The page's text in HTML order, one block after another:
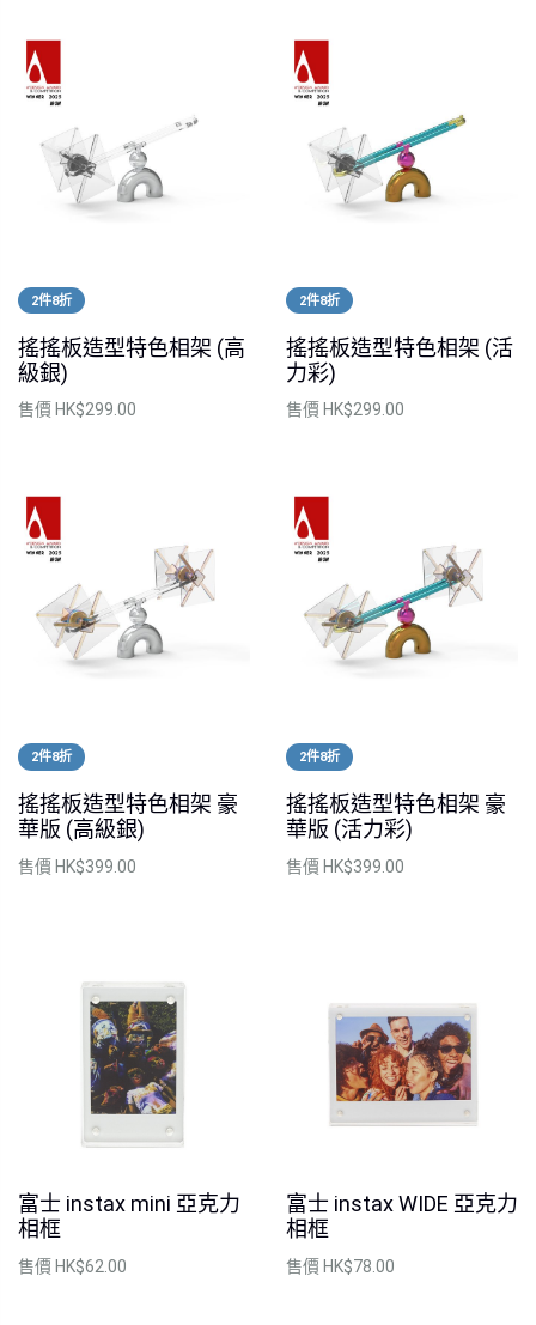
2件8折
搖搖板造型特色相架 (高
級銀)
售價 HK$299.00
2件8折
搖搖板造型特色相架 (活
力彩)
售價 HK$299.00
2件8折
搖搖板造型特色相架 豪
華版 (高級銀)
售價HK$399.00
2件8折
搖搖板造型特色相架 豪
華版 (活力彩)
售價HK$399.00
富士 instax mini 亞克力
相框
售價HK$62.00
富士 instax WIDE 亞克力
相框
售價HK$78.00